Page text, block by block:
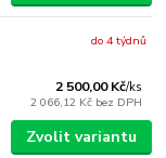
2 500,00 Kč/ks
2 066,12 Kč bez DPH
do 4 týdnů
Zvolit variantu